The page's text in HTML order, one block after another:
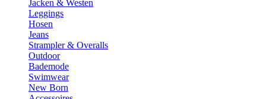
Jacken & Westen
Leggings
Hosen
Jeans
Strampler & Overalls
Outdoor
Bademode
Swimwear
New Born